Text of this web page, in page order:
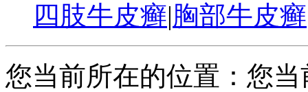
四肢牛皮癣|胸部牛皮癣
您当前所在的位置：您